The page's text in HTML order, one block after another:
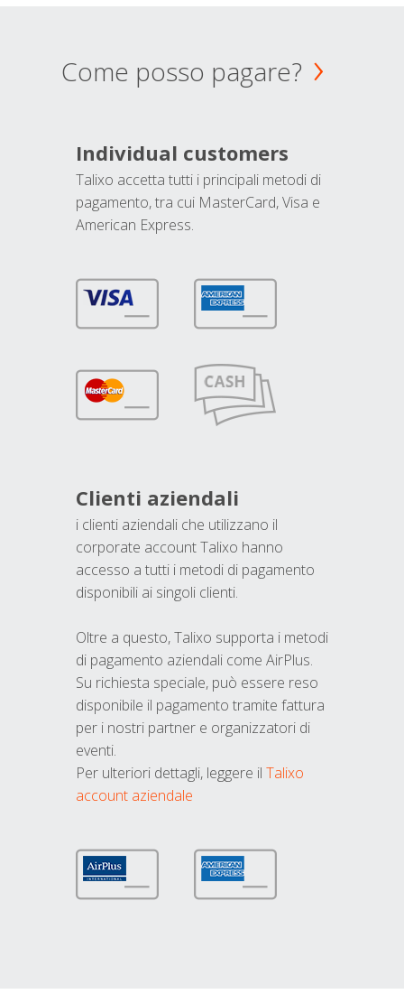
Come posso pagare?
Individual customers
Talixo accetta tutti i principali metodi di
pagamento, tra cui MasterCard, Visa e
American Express.
Clienti aziendali
i clienti aziendali che utilizzano il
corporate account Talixo hanno
accesso a tutti i metodi di pagamento
disponibili ai singoli clienti.
Oltre a questo, Talixo supporta i metodi
di pagamento aziendali come AirPlus.
Su richiesta speciale, può essere reso
disponibile il pagamento tramite fattura
per i nostri partner e organizzatori di
eventi.
Per ulteriori dettagli, leggere il Talixo
account aziendale